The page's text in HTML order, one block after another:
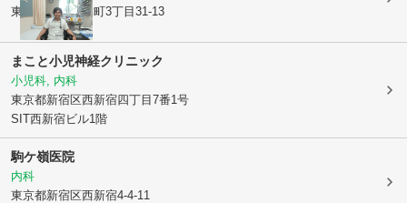
東京都渋谷区本町3丁目31-13
まこと小児神経クリニック
小児科, 内科
東京都新宿区西新宿四丁目7番1号
SIT西新宿ビル1階
駒ケ嶺医院
内科
東京都新宿区西新宿4-4-11